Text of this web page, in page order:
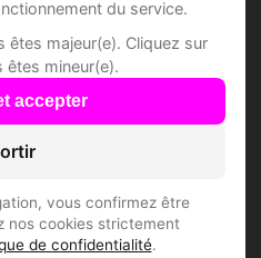
du service.
êtes majeur(e). Cliquez sur
êtes mineur(e).
accepter
vous confirmez être
nos cookies strictement
de confidentialité.
Dating à Cousset ?
?
Speed Dating sont